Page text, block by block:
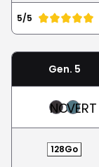
5/5
Gen. 5
NOIRVERT
128Go